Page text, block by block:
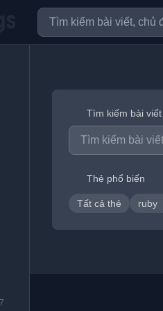
Tìm kiếm bài viết
Thẻ phổ biến
Tất cả thẻ ruby